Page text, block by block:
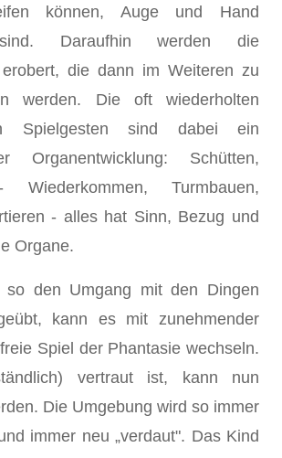
können, Auge und Hand
Daraufhin werden die
erobert, die dann im Weiteren zu
werden. Die oft wiederholten
Spielgesten sind dabei ein
Organentwicklung: Schütten,
Wiederkommen, Turmbauen,
- alles hat Sinn, Bezug und
Organe.
den Umgang mit den Dingen
kann es mit zunehmender
Spiel der Phantasie wechseln.
vertraut ist, kann nun
Die Umgebung wird so immer
immer neu „verdaut". Das Kind